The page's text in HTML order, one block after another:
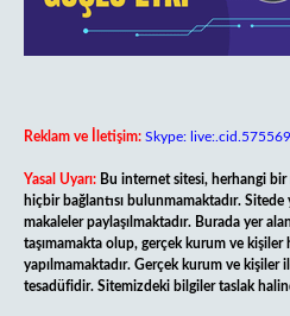
Reklam ve İletişim: Skype:
Yasal Uyarı: Bu internet sitesi, herhangi bir
hiçbir bağlantısı bulunmamaktadır. Sitede
makaleler paylaşılmaktadır. Burada yer
taşımamakta olup, gerçek kurum ve kişiler
yapılmamaktadır. Gerçek kurum ve kişiler
tesadüfidir. Sitemizdeki bilgiler taslak